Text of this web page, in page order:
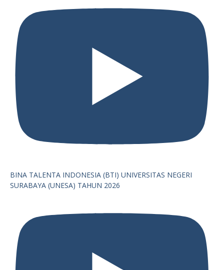
BINA TALENTA INDONESIA (BTI) UNIVERSITAS NEGERI
SURABAYA (UNESA) TAHUN 2026